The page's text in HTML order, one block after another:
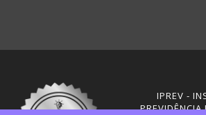
IPREV -
PREVIDÊNCIA